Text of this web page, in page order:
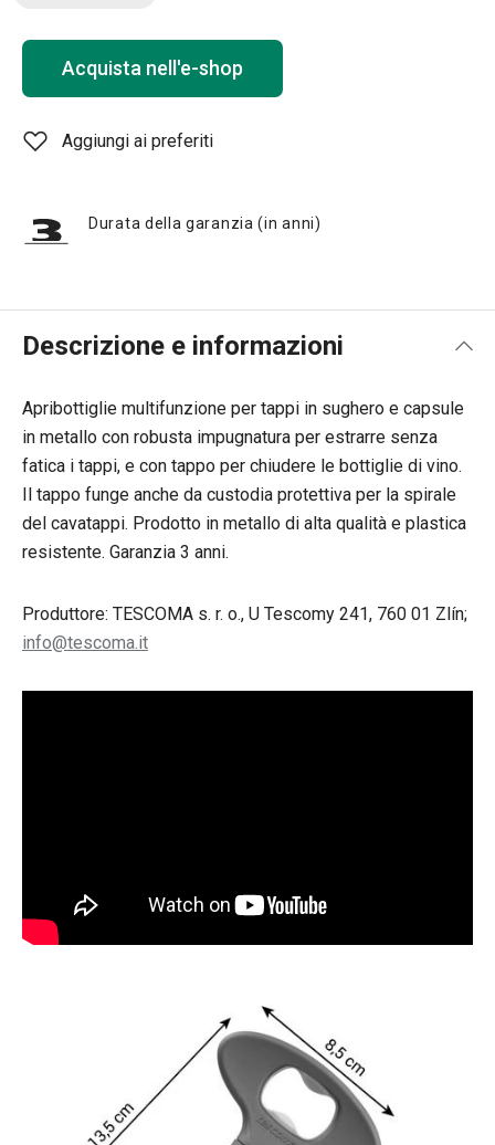
Acquista nell'e-shop
Aggiungi ai preferiti
Durata della garanzia (in anni)
Descrizione e informazioni
Apribottiglie multifunzione per tappi in sughero e capsule
in metallo con robusta impugnatura per estrarre senza
fatica i tappi, e con tappo per chiudere le bottiglie di vino.
Il tappo funge anche da custodia protettiva per la spirale
del cavatappi. Prodotto in metallo di alta qualità e plastica
resistente. Garanzia 3 anni.
Produttore: TESCOMA s. r. o., U Tescomy 241, 760 01 Zlín;
info@tescoma.it